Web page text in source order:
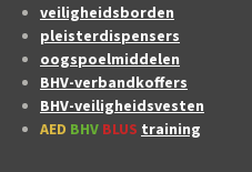
veiligheidsborden
pleisterdispensers
oogspoelmiddelen
BHV-verbandkoffers
BHV-veiligheidsvesten
AED BHV BLUS training